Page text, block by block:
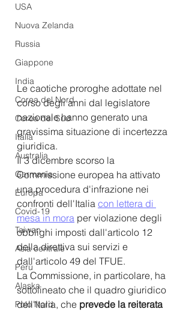
USA
Nuova Zelanda
Russia
Giappone
India
Corea del Nord
Corea del Sud
Italia
Australia
Germania
Europa
Covid-19
Taiwan
Asia centrale
Perù
Alaska
Polo Nord
Le caotiche proroghe adottate nel
corso degli anni dal legislatore
nazionale hanno generato una
gravissima situazione di incertezza
giuridica.
Il 3 dicembre scorso la
Commissione europea ha attivato
una procedura d'infrazione nei
confronti dell'Italia con lettera di
mesa in mora per violazione degli
obblighi imposti dall'articolo 12
della direttiva sui servizi e
dall'articolo 49 del TFUE.
La Commissione, in particolare, ha
sottolineato che il quadro giuridico
dell'Italia, che prevede la reiterata